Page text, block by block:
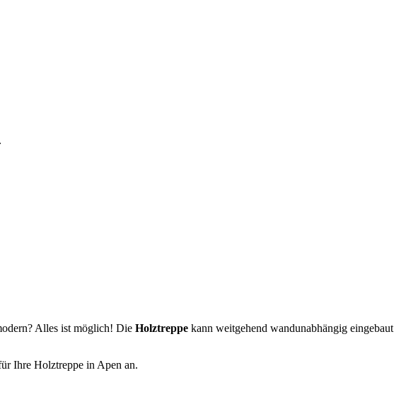
Alles ist möglich! Die Holztreppe kann weitgehend wandunabhängig eingebaut
Ihre Holztreppe in Apen an.